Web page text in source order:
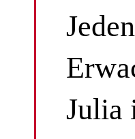
Julia